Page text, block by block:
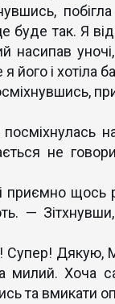
буде так. Я
насипав
його і хотіла
не
щось
—
Дякую,
милий. Хоча
та вмикати